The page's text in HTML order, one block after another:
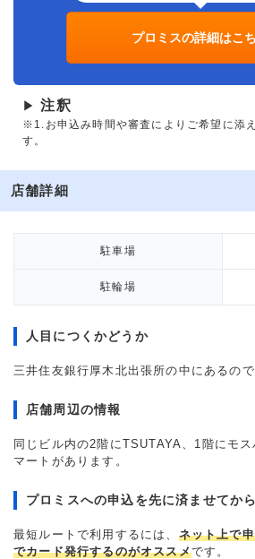
プロミスの詳細はこ
▶ 注釈
※1.お申込み時間や審査によりご希望に添
す。
店舗詳細
駐車場
駐輪場
人目につくかどうか
三井住友銀行厚木北出張所の中にあるので
店舗周辺の情報
同じビル内の2階にTSUTAYA、1階にモ
マートがあります。
プロミスへの申込を先に済ませてか
最短ルートで利用するには、 ネット上で
でカード発行するのがオススメです。